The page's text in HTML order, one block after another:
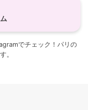
でチェック！パリの
。